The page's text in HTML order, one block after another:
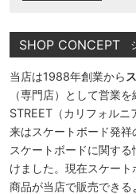
SHOP CONCEPT
当店は1988年創業から
（専門店）として営業
STREET（カリフォル
来はスケートボード発
スケートボードに関す
けました。現在スケー
商品が当店で販売でき